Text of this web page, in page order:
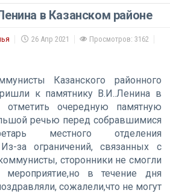
в Казанском районе
26 Апр 2021
Просмотров: 3162
Казанского районного
к памятнику В.И..Ленина в
отметить очередную памятную
речью перед собравшимися
местного отделения
за ограничений, связанных с
сторонники не смогли
в течение дня
сожалели,что не могут